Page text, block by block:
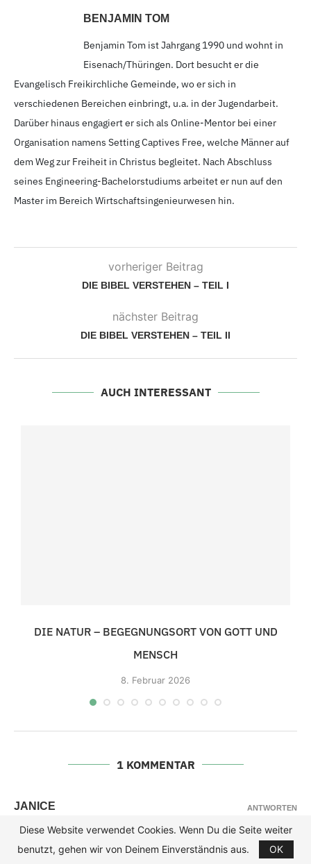
BENJAMIN TOM
Benjamin Tom ist Jahrgang 1990 und wohnt in
Eisenach/Thüringen. Dort besucht er die
Evangelisch Freikirchliche Gemeinde, wo er sich in
verschiedenen Bereichen einbringt, u.a. in der Jugendarbeit.
Darüber hinaus engagiert er sich als Online-Mentor bei einer
Organisation namens Setting Captives Free, welche Männer auf
dem Weg zur Freiheit in Christus begleitet. Nach Abschluss
seines Engineering-Bachelorstudiums arbeitet er nun auf den
Master im Bereich Wirtschaftsingenieurwesen hin.
vorheriger Beitrag
DIE BIBEL VERSTEHEN – TEIL I
nächster Beitrag
DIE BIBEL VERSTEHEN – TEIL II
AUCH INTERESSANT
DIE NATUR – BEGEGNUNGSORT VON GOTT UND
MENSCH
8. Februar 2026
1 KOMMENTAR
JANICE
16.Dezember 2013 - 21:35
Super herausfordernder Artikel, vielen vielen Dank!!
ANTWORTEN
Diese Website verwendet Cookies. Wenn Du die Seite weiter
benutzt, gehen wir von Deinem Einverständnis aus.
OK